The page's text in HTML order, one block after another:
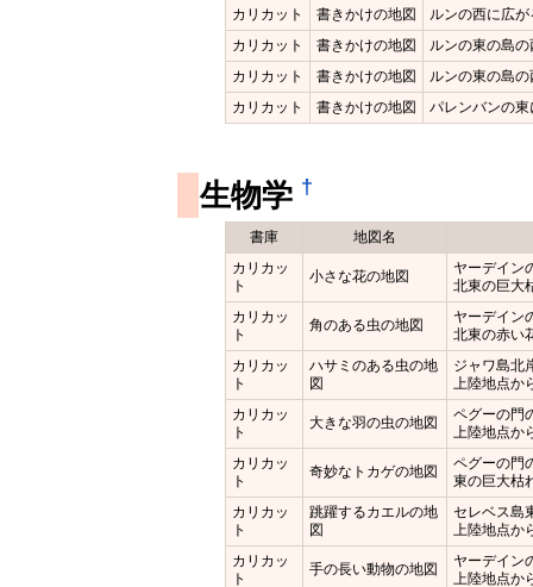
カリカット
書きかけの地図
ルンの西に広が
カリカット
書きかけの地図
ルンの東の島
カリカット
書きかけの地図
ルンの東の島
カリカット
書きかけの地図 パレンバンの
生物学 †
書庫
地図名
カリカッ
ト
小さな花の地図
ヤーデイン
北東の巨大
カリカッ
ト
角のある虫の地図
ヤーデイン
北東の赤い
カリカッ
ト
ハサミのある虫の地
図
ジャワ島北
上陸地点か
カリカッ
ト
大きな羽の虫の地図
ペグーの門
上陸地点か
カリカッ
ト
奇妙なトカゲの地図
ペグーの門
東の巨大枯
カリカッ
ト
跳躍するカエルの地
図
セレベス島
上陸地点か
カリカッ
ト
手の長い動物の地図
ヤーデイン
上陸地点か